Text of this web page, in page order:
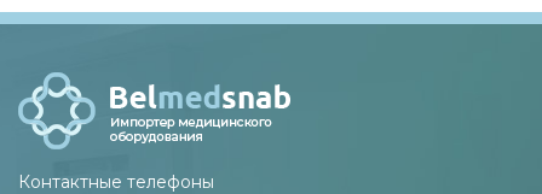
Контактные телефоны